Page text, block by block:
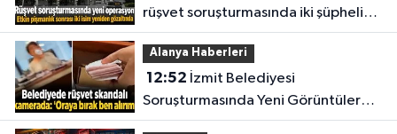
rüşvet soruşturmasında iki şüpheli
yeniden gözaltına alındı
Alanya Haberleri
12:52
Soruşturmasında Yeni Görüntüler
Dosyaya Girdi